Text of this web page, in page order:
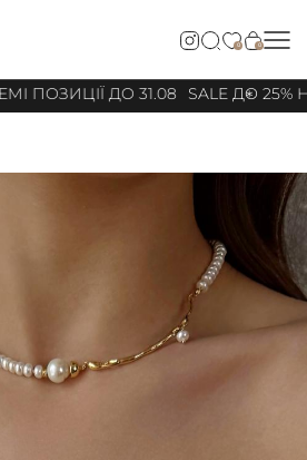
0 0
ПОЗИЦІЇ ДО 31.08 SALE ДО 25%